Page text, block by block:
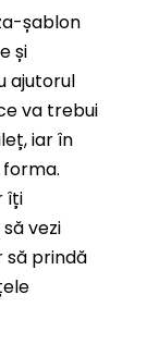
șablon
și
ajutorul
va trebui
iar în
îți
vezi
să prindă